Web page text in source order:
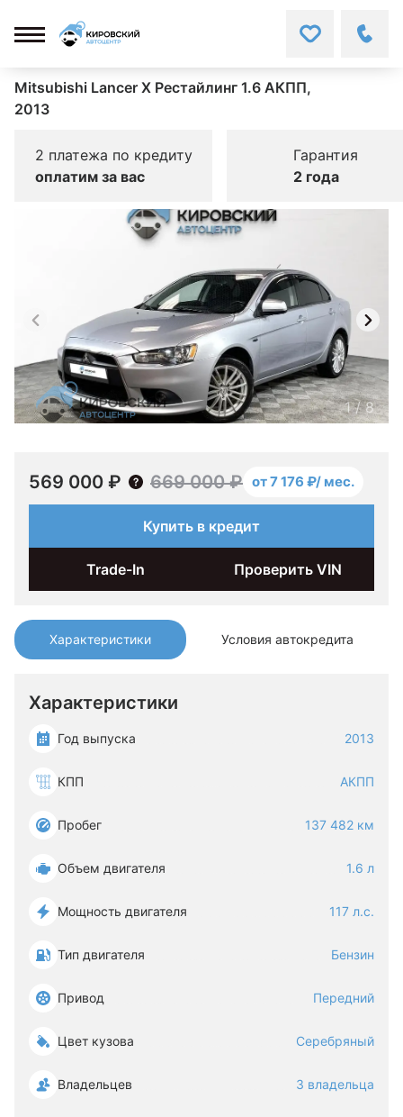
Mitsubishi Lancer X Рестайлинг 1.6 АКПП,
2013
2 платежа по кредиту
оплатим за вас
Гарантия
2 года
Характеристики Условия автокредита
Характеристики
Год выпуска 2013
КПП АКПП
Пробег 137 482 км
Объем двигателя 1.6 л
Мощность двигателя 117 л.с.
Тип двигателя Бензин
Привод Передний
Цвет кузова Серебряный
Владельцев 3 владельца
1/8
569 000 ₽ 669 000 ₽ от 7 176 ₽/ мес.
Купить в кредит
Trade-In Проверить VIN